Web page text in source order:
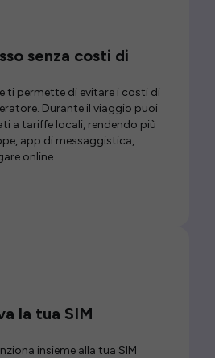
senza costi di
ti permette di evitare i costi di
Durante il viaggio puoi
a tariffe locali, rendendo più
app di messaggistica,
online.
la tua SIM
insieme alla tua SIM